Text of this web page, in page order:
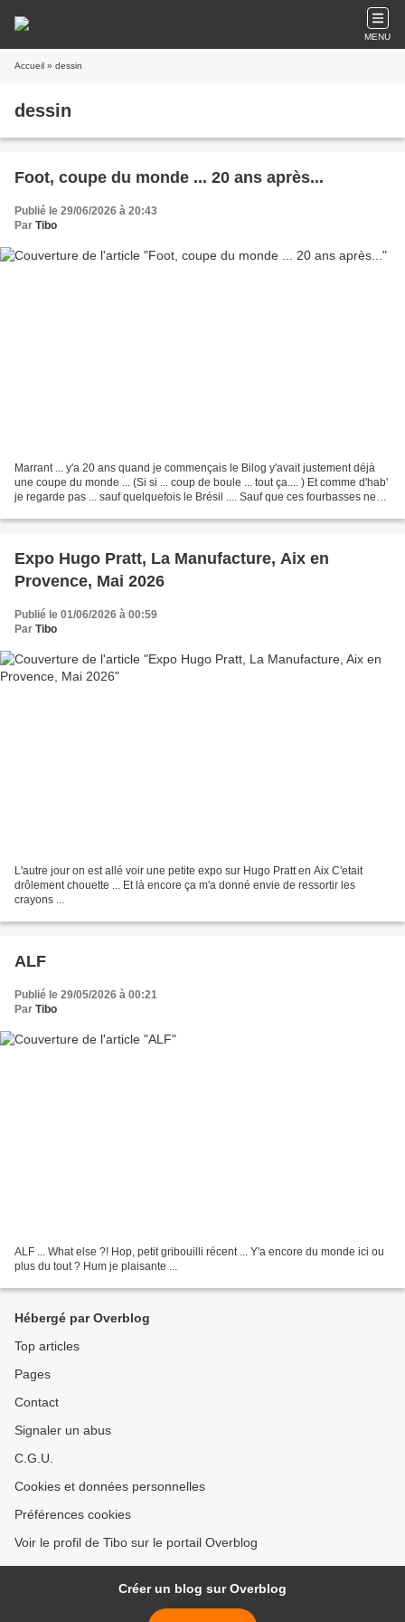
MENU
Accueil » dessin
dessin
Foot, coupe du monde ... 20 ans après...
Publié le 29/06/2026 à 20:43
Par Tibo
Marrant ... y'a 20 ans quand je commençais le Bilog y'avait justement déjà
une coupe du monde ... (Si si ... coup de boule ... tout ça.... ) Et comme d'hab'
je regarde pas ... sauf quelquefois le Brésil .... Sauf que ces fourbasses ne
Expo Hugo Pratt, La Manufacture, Aix en
Provence, Mai 2026
Publié le 01/06/2026 à 00:59
Par Tibo
L'autre jour on est allé voir une petite expo sur Hugo Pratt en Aix C'etait
drôlement chouette ... Et là encore ça m'a donné envie de ressortir les
crayons ...
ALF
Publié le 29/05/2026 à 00:21
Par Tibo
ALF ... What else ?! Hop, petit gribouilli récent ... Y'a encore du monde ici ou
plus du tout ? Hum je plaisante ...
Hébergé par Overblog
Top articles
Pages
Contact
Signaler un abus
C.G.U.
Cookies et données personnelles
Préférences cookies
Voir le profil de Tibo sur le portail Overblog
Créer un blog sur Overblog